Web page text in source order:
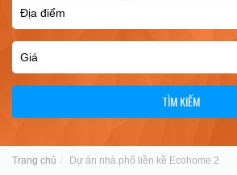
TÌM KIẾM
Trang chủ Dự án nhà phố liền kề Ecohome 2